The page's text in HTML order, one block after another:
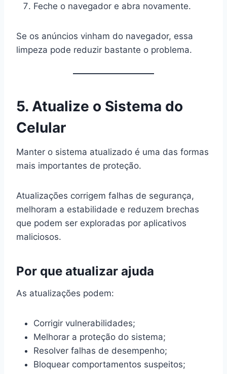
Feche o navegador e abra novamente.
Se os anúncios vinham do navegador, essa
limpeza pode reduzir bastante o problema.
5. Atualize o Sistema do
Celular
Manter o sistema atualizado é uma das formas
mais importantes de proteção.
Atualizações corrigem falhas de segurança,
melhoram a estabilidade e reduzem brechas
que podem ser exploradas por aplicativos
maliciosos.
Por que atualizar ajuda
As atualizações podem:
Corrigir vulnerabilidades;
Melhorar a proteção do sistema;
Resolver falhas de desempenho;
Bloquear comportamentos suspeitos;